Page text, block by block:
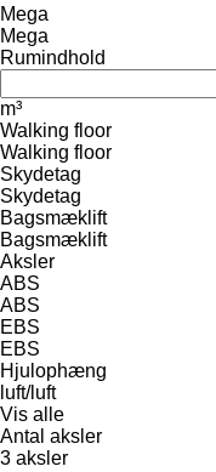
Mega
Mega
Rumindhold
m³
Walking floor
Walking floor
Skydetag
Skydetag
Bagsmæklift
Bagsmæklift
Aksler
ABS
ABS
EBS
EBS
Hjulophæng
luft/luft
Vis alle
Antal aksler
3 aksler